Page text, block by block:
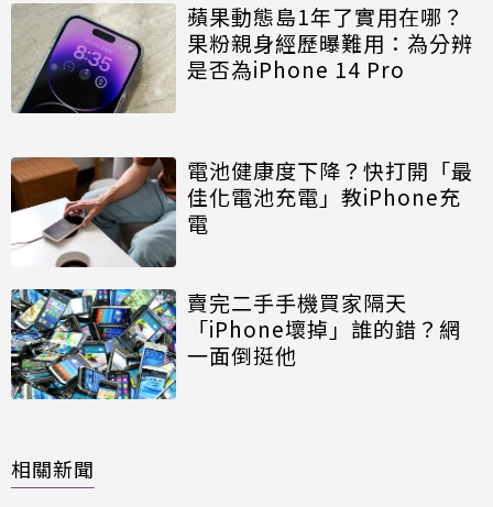
蘋果動態島1年了實用在哪？
果粉親身經歷曝難用：為分辨
是否為iPhone 14 Pro
電池健康度下降？快打開「最
佳化電池充電」教iPhone充
電
賣完二手手機買家隔天
「iPhone壞掉」誰的錯？網
一面倒挺他
相關新聞